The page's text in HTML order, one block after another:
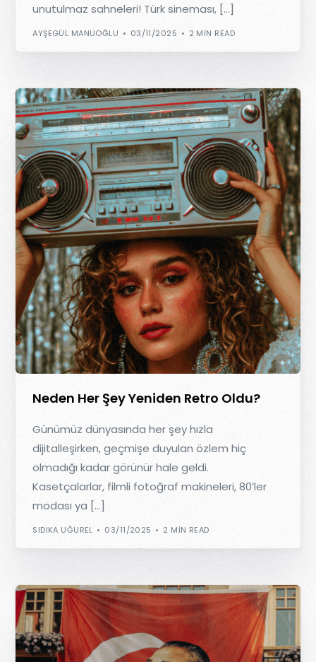
unutulmaz sahneleri! Türk sineması, […]
AYŞEGÜL MANUOĞLU 03/11/2025 2 MIN READ
Neden Her Şey Yeniden Retro Oldu?
Günümüz dünyasında her şey hızla
dijitalleşirken, geçmişe duyulan özlem hiç
olmadığı kadar görünür hale geldi.
Kasetçalarlar, filmli fotoğraf makineleri, 80’ler
modası ya […]
SIDIKA UĞUREL 03/11/2025 2 MIN READ